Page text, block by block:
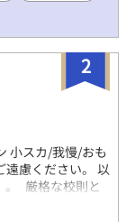
2
小スカ/我慢/おも
遠慮ください。 以
。 厳格な校則と
・白崎 依澄